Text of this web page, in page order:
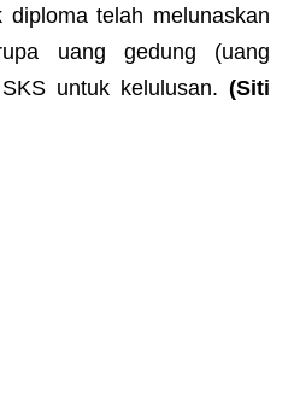
telah melunaskan
uang gedung (uang
untuk kelulusan. (Siti